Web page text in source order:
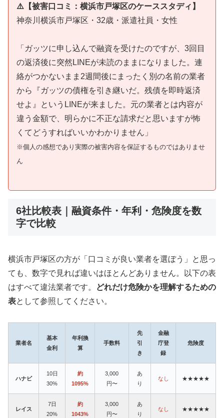
⚠️【被害口コミ：横浜市戸塚区のケーススタディ】
神奈川横浜市戸塚区・32歳・派遣社員・女性
「ガッツに申し込んで融資を受けたのですが、3回目
の返済後に突然LINEが未読のままになりました。連
絡がつかないまま2週間後にまったく別の名前の業者
から『ガッツの債権を引き継いだ。残債を即時返済
せよ』というLINEが来ました。元の業者とは内容が
違う金額で、明らかに不正な請求だと思いますが怖
くてどうすればいいかわかりません」
※個人の感想であり実際の被害内容を保証するものではありませ
ん
6社比較表｜融資条件・年利・危険度を数
字で比較
横浜市戸塚区の方が「口コミが良い業者を選ぼう」と思っ
ても、数字で見れば違いはほとんどありません。以下の表
はすべて違法業者です。
どれだけ危険かを理解するための
表として参照してください。
業者名
基本
金利
年利換
算
手数料
先
引
き
金融
庁登
録
危険度
ハナビ
10日
30%
約
1095%
3,000
円〜
あ
り
なし ★★★★★
レイス
7日
20%
約
1043%
3,000
円〜
あ
り
なし ★★★★★